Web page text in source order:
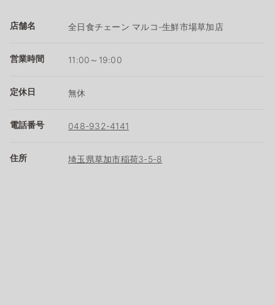
店舗名 全日食チェーン マルコ-生鮮市場草加店
営業時間 11:00～19:00
定休日 無休
電話番号 048-932-4141
住所 埼玉県草加市稲荷3-5-8